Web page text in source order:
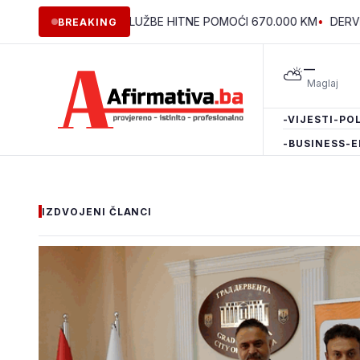
BREAKING
SLUŽBE HITNE POMOĆI 670.000 KM• DERVENTA:
⛅—
-VIJESTI -
-BUSINESS-
IZDVOJENI ČLANCI